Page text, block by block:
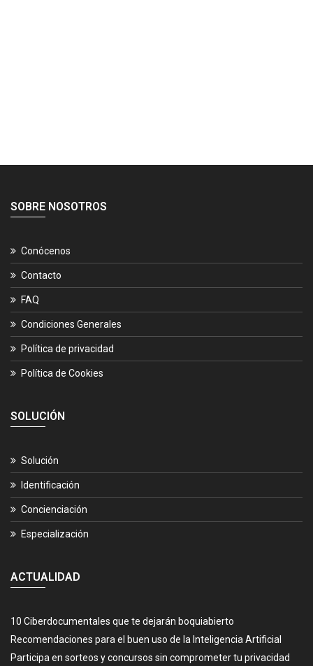
SOBRE NOSOTROS
Conócenos
Contacto
FAQ
Condiciones Generales
Política de privacidad
Política de Cookies
SOLUCIÓN
Solución
Identificación
Concienciación
Especialización
ACTUALIDAD
10 Ciberdocumentales que te dejarán boquiabierto
Recomendaciones para el buen uso de la Inteligencia Artificial
Participa en sorteos y concursos sin comprometer tu privacidad